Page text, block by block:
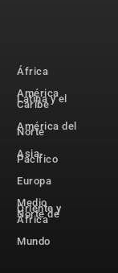
África
América
Latina y el
Caribe
América del
Norte
Asia-
Pacífico
Europa
Medio
Oriente y
Norte de
África
Mundo